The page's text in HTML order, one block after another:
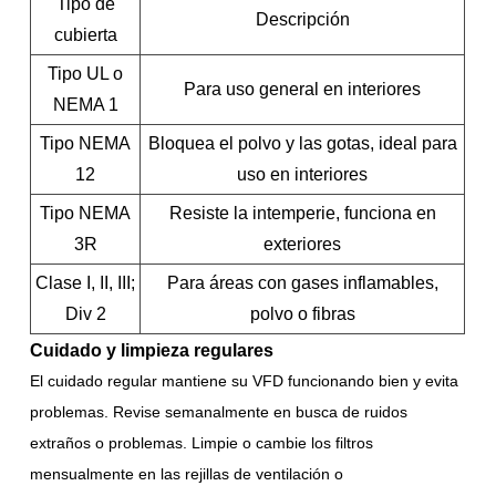
Tipo de
cubierta
Descripción
Tipo UL o
NEMA 1
Para uso general en interiores
Tipo NEMA
12
Bloquea el polvo y las gotas, ideal para
uso en interiores
Tipo NEMA
3R
Resiste la intemperie, funciona en
exteriores
Clase I, II, III;
Div 2
Para áreas con gases inflamables,
polvo o fibras
Cuidado y limpieza regulares
El cuidado regular mantiene su VFD funcionando bien y evita
problemas. Revise semanalmente en busca de ruidos
extraños o problemas. Limpie o cambie los filtros
mensualmente en las rejillas de ventilación o